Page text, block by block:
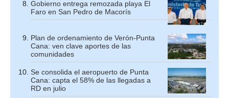
Gobierno entrega remozada playa El
Faro en San Pedro de Macorís
Plan de ordenamiento de Verón-Punta
Cana: ven clave aportes de las
comunidades
Se consolida el aeropuerto de Punta
Cana: capta el 58% de las llegadas a
RD en julio